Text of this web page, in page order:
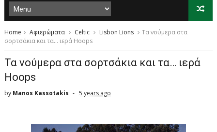
Home Αφιερώματα Celtic Lisbon Lions
Τα νούμερα στα
σορτσάκια και τα… ιερά Hoops
Τα νούμερα στα σορτσάκια και τα… ιερά
Hoops
by Manos Kassotakis 5 years ago